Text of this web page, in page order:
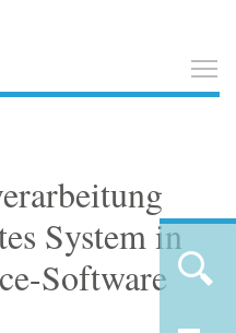
System in
Software